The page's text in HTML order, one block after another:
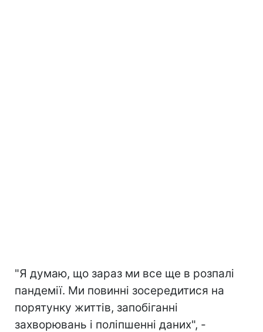
"Я думаю, що зараз ми все ще в розпалі
пандемії. Ми повинні зосередитися на
порятунку життів, запобіганні
захворювань і поліпшенні даних", -